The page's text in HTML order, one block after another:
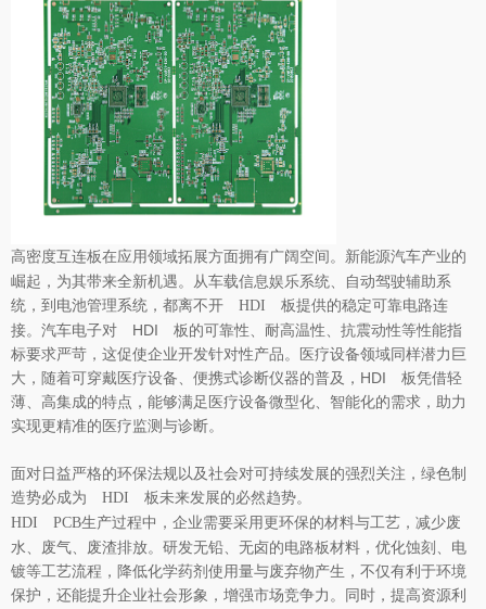
高密度互连板在应用领域拓展方面拥有广阔空间。新能源汽车产业的
崛起，为其带来全新机遇。从车载信息娱乐系统、自动驾驶辅助系
统，到电池管理系统，都离不开 HDI 板提供的稳定可靠电路连
接。汽车电子对 HDI 板的可靠性、耐高温性、抗震动性等性能指
标要求严苛，这促使企业开发针对性产品。医疗设备领域同样潜力巨
大，随着可穿戴医疗设备、便携式诊断仪器的普及，HDI 板凭借轻
薄、高集成的特点，能够满足医疗设备微型化、智能化的需求，助力
实现更精准的医疗监测与诊断。​
面对日益严格的环保法规以及社会对可持续发展的强烈关注，绿色制
造势必成为 HDI 板 未来发展的必然趋势。
HDI PCB生产过程中，企业需要采用更环保的材料与工艺，减少废
水、废气、废渣排放。研发无铅、无卤的电路板材料，优化蚀刻、电
镀等工艺流程，降低化学药剂使用量与废弃物产生，不仅有利于环境
保护，还能提升企业社会形象，增强市场竞争力。同时，提高资源利